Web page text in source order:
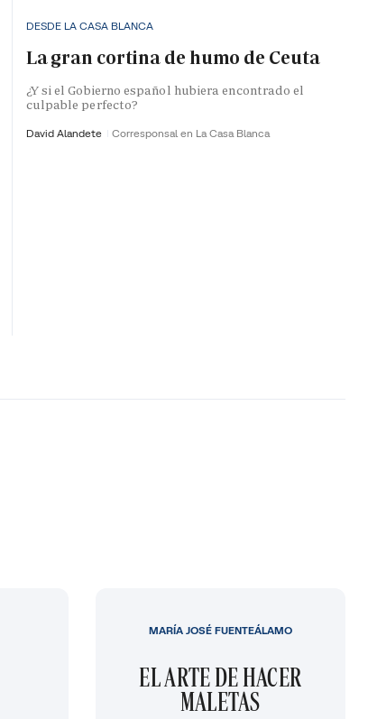
DESDE LA CASA BLANCA
La gran cortina de humo de Ceuta
¿Y si el Gobierno español hubiera encontrado el
culpable perfecto?
David Alandete Corresponsal en La Casa Blanca
EL ARTE DE HACER
MALETAS
MARÍA JOSÉ FUENTEÁLAMO